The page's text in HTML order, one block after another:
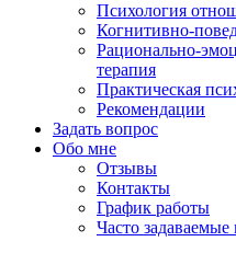
Психология
Когнитивно-
Рационально-
терапия
Практическая
Рекомендации
Задать вопрос
Обо мне
Отзывы
Контакты
График работы
Часто